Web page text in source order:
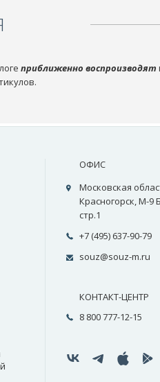
приближенно воспроизводят
ОФИС
Московская
Красногорск, М-9
стр.1
+7 (495) 637-90-79
souz@souz-m.ru
КОНТАКТ-ЦЕНТР
8 800 777-12-15